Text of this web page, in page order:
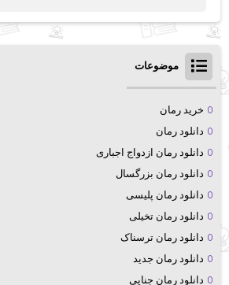
موضوعات
خرید رمان
دانلود رمان
دانلود رمان ازدواج اجباری
دانلود رمان بزرگسال
دانلود رمان پلیسی
دانلود رمان تخیلی
دانلود رمان ترسناک
دانلود رمان جدید
دانلود رمان جنایی